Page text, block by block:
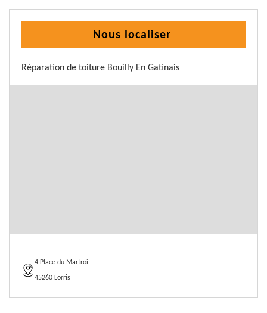
Nous localiser
Réparation de toiture Bouilly En Gatinais
4 Place du Martroi
45260 Lorris